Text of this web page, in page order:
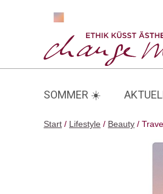
SOMMER ☀️
Start / Lifestyle / Beauty /